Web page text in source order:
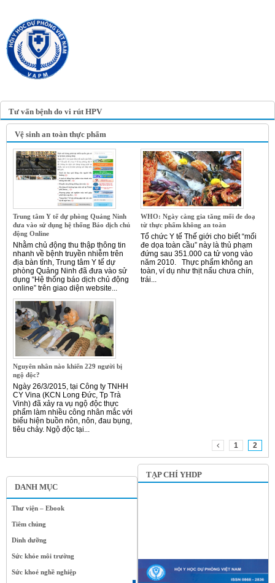
Tư vấn bệnh do vi rút HPV
DANH MỤC
Thư viện – Ebook
Tiêm chủng
Dinh dưỡng
Sức khỏe môi trường
Sức khoẻ nghề nghiệp
Vệ sinh an toàn thực phẩm
Trung tâm Y tế dự phòng Quảng Ninh
đưa vào sử dụng hệ thống Báo dịch chủ
động Online
Nhằm chủ động thu thập thông tin
nhanh về bệnh truyền nhiễm trên
địa bàn tỉnh, Trung tâm Y tế dự
phòng Quảng Ninh đã đưa vào sử
dụng “Hệ thống báo dịch chủ động
online” trên giao diện website...
WHO: Ngày càng gia tăng mối đe doạ
từ thực phẩm không an toàn
Tổ chức Y tế Thế giới cho biết “mối
đe dọa toàn cầu” này là thủ phạm
đứng sau 351.000 ca tử vong vào
năm 2010. Thực phẩm không an
toàn, ví dụ như thịt nấu chưa chín,
trái...
Nguyên nhân nào khiến 229 người bị
ngộ độc?
Ngày 26/3/2015, tại Công ty TNHH
CY Vina (KCN Long Đức, Tp Trà
Vinh) đã xảy ra vụ ngộ độc thực
phẩm làm nhiều công nhân mắc với
biểu hiện buồn nôn, nôn, đau bụng,
tiêu chảy. Ngộ độc tại...
1
2
TẠP CHÍ YHDP